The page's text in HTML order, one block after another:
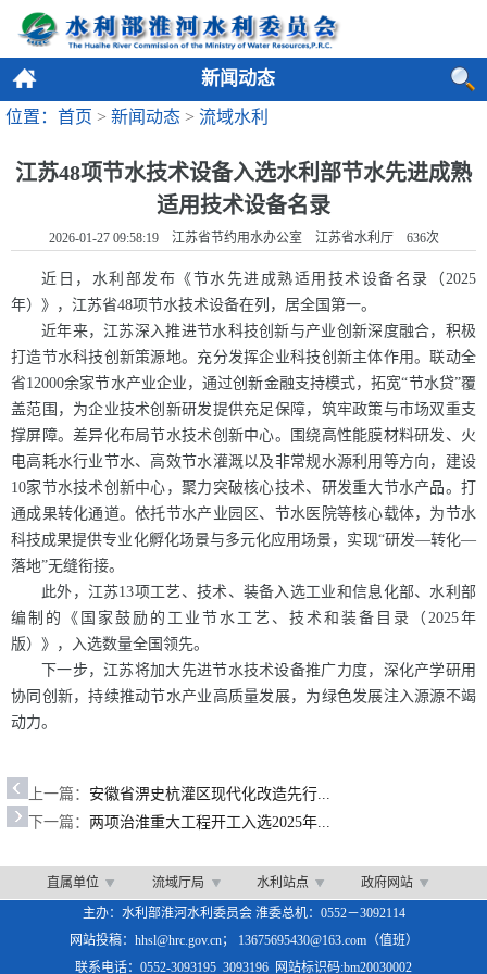
新闻动态
位置：首页 > 新闻动态 > 流域水利
江苏48项节水技术设备入选水利部节水先进成熟
适用技术设备名录
2026-01-27 09:58:19 江苏省节约用水办公室 江苏省水利厅 636次
近日，水利部发布《节水先进成熟适用技术设备名录（2025
年）》，江苏省48项节水技术设备在列，居全国第一。
近年来，江苏深入推进节水科技创新与产业创新深度融合，积极
打造节水科技创新策源地。充分发挥企业科技创新主体作用。联动全
省12000余家节水产业企业，通过创新金融支持模式，拓宽“节水贷”覆
盖范围，为企业技术创新研发提供充足保障，筑牢政策与市场双重支
撑屏障。差异化布局节水技术创新中心。围绕高性能膜材料研发、火
电高耗水行业节水、高效节水灌溉以及非常规水源利用等方向，建设
10家节水技术创新中心，聚力突破核心技术、研发重大节水产品。打
通成果转化通道。依托节水产业园区、节水医院等核心载体，为节水
科技成果提供专业化孵化场景与多元化应用场景，实现“研发—转化—
落地”无缝衔接。
此外，江苏13项工艺、技术、装备入选工业和信息化部、水利部
编制的《国家鼓励的工业节水工艺、技术和装备目录（2025年
版）》，入选数量全国领先。
下一步，江苏将加大先进节水技术设备推广力度，深化产学研用
协同创新，持续推动节水产业高质量发展，为绿色发展注入源源不竭
动力。
上一篇： 安徽省淠史杭灌区现代化改造先行...
下一篇： 两项治淮重大工程开工入选2025年...
直属单位 流域厅局 水利站点
政府网站
主办：水利部淮河水利委员会 淮委总机：0552－3092114
网站投稿：hhsl@hrc.gov.cn； 13675695430@163.com（值班）
联系电话：0552-3093195 3093196 网站标识码:bm20030002